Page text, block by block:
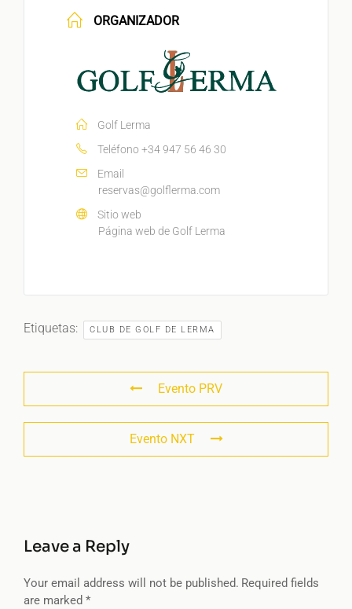
ORGANIZADOR
Golf Lerma
Teléfono +34 947 56 46 30
Email
reservas@golflerma.com
Sitio web
Página web de Golf Lerma
Etiquetas: CLUB DE GOLF DE LERMA
Evento PRV
Evento NXT
Leave a Reply
Your email address will not be published. Required fields
are marked *